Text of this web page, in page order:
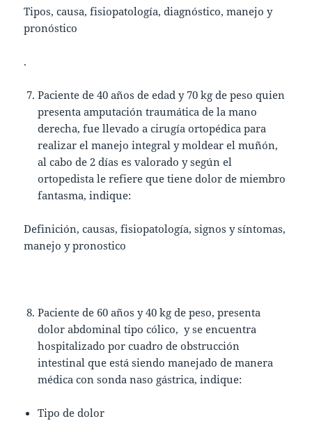
Tipos, causa, fisiopatología, diagnóstico, manejo y
pronóstico
.
Paciente de 40 años de edad y 70 kg de peso quien
presenta amputación traumática de la mano
derecha, fue llevado a cirugía ortopédica para
realizar el manejo integral y moldear el muñón,
al cabo de 2 días es valorado y según el
ortopedista le refiere que tiene dolor de miembro
fantasma, indique:
Definición, causas, fisiopatología, signos y síntomas,
manejo y pronostico
Paciente de 60 años y 40 kg de peso, presenta
dolor abdominal tipo cólico, y se encuentra
hospitalizado por cuadro de obstrucción
intestinal que está siendo manejado de manera
médica con sonda naso gástrica, indique:
Tipo de dolor